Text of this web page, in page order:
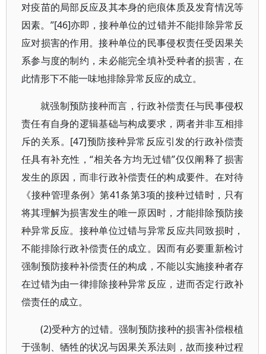
对疫苗的局部反应及其本身的疤痕体质及发育情况等
因素。”[46]亦即，接种单位的过错并不能排除异常反
应对损害的作用。接种单位的民事侵权责任受因果关
系参与度的制约，未必能完全填补受种者的损害，在
此情形下不能一味地排除异常反应的成立。
就强制预防接种而言，行政补偿责任与民事侵权
责任有自身的逻辑基础与构成要求，两者并非互相排
斥的关系。[47]预防接种异常反应引发的行政补偿责
任具有补充性，“相关各方均无过错”仅仅阐释了损害
发生的原因，而非行政补偿责任的构成要件。在对待
《接种管理条例》第41条第3项的接种过错时，只有
将其理解为损害发生的唯一原因时，才能排除预防接
种异常反应。接种单位过错与异常反应共同致损时，
不能排除行政补偿责任的成立。因而有必要重新检讨
强制预防接种补偿责任的构成，不能以实施接种者存
在过错为由一律排除接种异常反应，进而否定行政补
偿责任的成立。
(2)受种方的过错。强制预防接种的损害补偿根植
于强制、牺牲的状况与因果关系法则，故而接种过程